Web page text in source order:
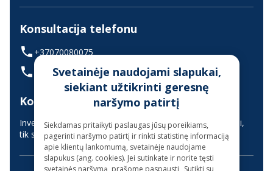
Konsultacija telefonu
+37070080075
(skambinant iš užsienio +37068700300)
Konsultavimas gyvai
Investuotojų aptarnavimas vyksta nuotoliniu būdu (gyvai,
tik suderinus laiką iš anksto)
Svetainėje naudojami slapukai,
siekiant užtikrinti geresnę
naršymo patirtį
Siekdamas pritaikyti paslaugas jūsų poreikiams,
pagerinti naršymo patirtį ir rinkti statistinę informaciją
apie klientų lankomumą, svetainėje naudojame
slapukus (ang. cookies). Jei sutinkate ir norite tęsti
svetainės naršymą, prašome paspausti „Sutikti su